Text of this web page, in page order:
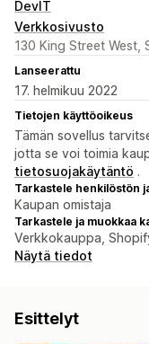
DevIT
Verkkosivusto
130 King Street West,
Lanseerattu
17. helmikuu 2022
Tietojen käyttöoikeus
Tämän sovellus
jotta se voi toimia
tietosuojakäytäntö .
Tarkastele henkilöstön
Kaupan omistaja
Tarkastele ja muokkaa
Verkkokauppa,
Näytä tiedot
Esittelyt